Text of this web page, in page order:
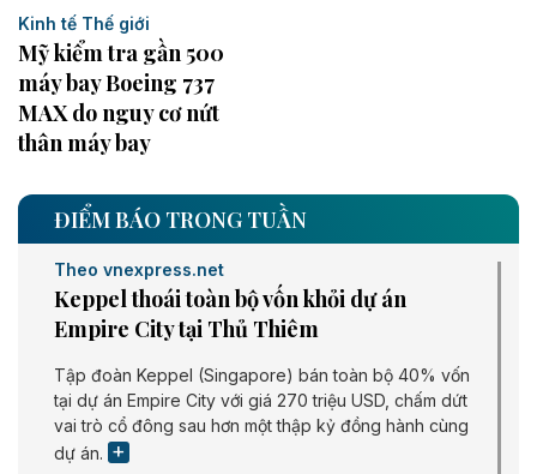
Kinh tế Thế giới
Mỹ kiểm tra gần 500
máy bay Boeing 737
MAX do nguy cơ nứt
thân máy bay
ĐIỂM BÁO TRONG TUẦN
Theo vnexpress.net
Keppel thoái toàn bộ vốn khỏi dự án
Empire City tại Thủ Thiêm
Tập đoàn Keppel (Singapore) bán toàn bộ 40% vốn
tại dự án Empire City với giá 270 triệu USD, chấm dứt
vai trò cổ đông sau hơn một thập kỷ đồng hành cùng
dự án.